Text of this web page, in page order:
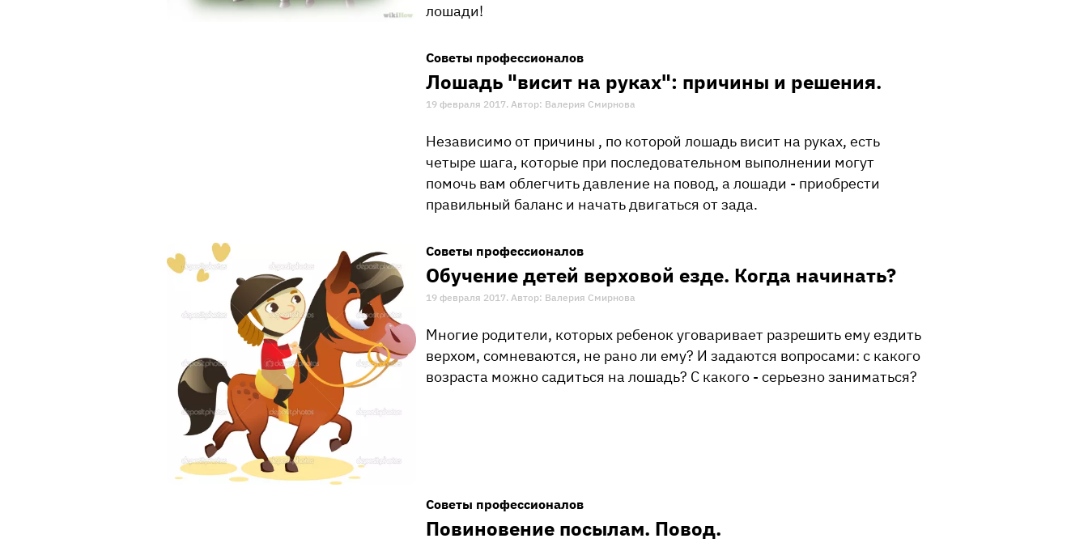
лошади!
Советы профессионалов
Лошадь "висит на руках": причины и решения.
19 февраля 2017. Автор: Валерия Смирнова
Независимо от причины , по которой лошадь висит на руках, есть
четыре шага, которые при последовательном выполнении могут
помочь вам облегчить давление на повод, а лошади - приобрести
правильный баланс и начать двигаться от зада.
Советы профессионалов
Обучение детей верховой езде. Когда начинать?
19 февраля 2017. Автор: Валерия Смирнова
Многие родители, которых ребенок уговаривает разрешить ему ездить
верхом, сомневаются, не рано ли ему? И задаются вопросами: с какого
возраста можно садиться на лошадь? С какого - серьезно заниматься?
Советы профессионалов
Повиновение посылам. Повод.